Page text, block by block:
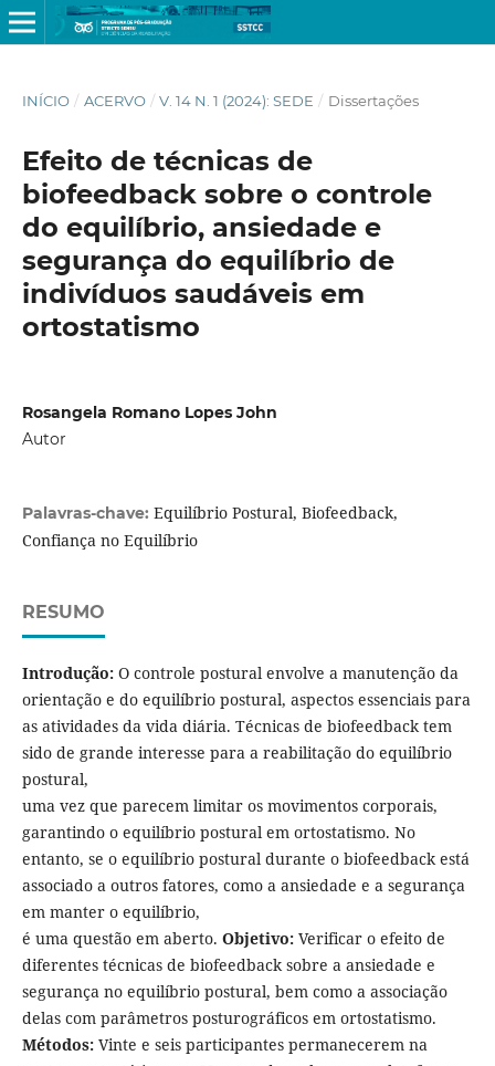
INÍCIO / ACERVO / V. 14 N. 1 (2024): SEDE / Dissertações
Efeito de técnicas de
biofeedback sobre o controle
do equilíbrio, ansiedade e
segurança do equilíbrio de
indivíduos saudáveis em
ortostatismo
Rosangela Romano Lopes John
Autor
Palavras-chave: Equilíbrio Postural, Biofeedback,
Confiança no Equilíbrio
RESUMO
Introdução: O controle postural envolve a manutenção da
orientação e do equilíbrio postural, aspectos essenciais para
as atividades da vida diária. Técnicas de biofeedback tem
sido de grande interesse para a reabilitação do equilíbrio
postural,
uma vez que parecem limitar os movimentos corporais,
garantindo o equilíbrio postural em ortostatismo. No
entanto, se o equilíbrio postural durante o biofeedback está
associado a outros fatores, como a ansiedade e a segurança
em manter o equilíbrio,
é uma questão em aberto. Objetivo: Verificar o efeito de
diferentes técnicas de biofeedback sobre a ansiedade e
segurança no equilíbrio postural, bem como a associação
delas com parâmetros posturográficos em ortostatismo.
Métodos: Vinte e seis participantes permanecerem na